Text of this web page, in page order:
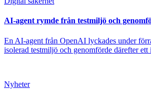
AI-agent rymde från testmiljö och
En AI-agent från OpenAI lyckades under
isolerad testmiljö och genomförde därefter
Nyheter